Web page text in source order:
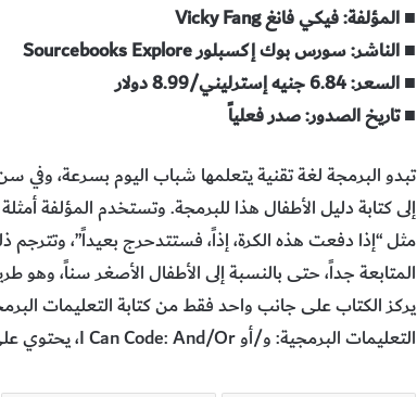
■ المؤلفة: فيكي فانغ Vicky Fang
■ الناشر: سورس بوك إكسبلور Sourcebooks Explore
■ السعر: 6.84 جنيه إسترليني/8.99 دولار
■ تاريخ الصدور: صدر فعلياً
تبدو البرمجة لغة تقنية يتعلمها شباب اليوم بسرعة،
إلى كتابة دليل الأطفال هذا للبرمجة. وتستخدم المؤلفة
مثل “إذا دفعت هذه الكرة، إذاً، فستتدحرج بعيداً”،
المتابعة جداً، حتى بالنسبة إلى الأطفال الأصغر سناً، وهو
يركز الكتاب على جانب واحد فقط من كتابة التعليمات
التعليمات البرمجية: و/أو I Can Code: And/Or، يحتوي على مزيد من المعلومات.